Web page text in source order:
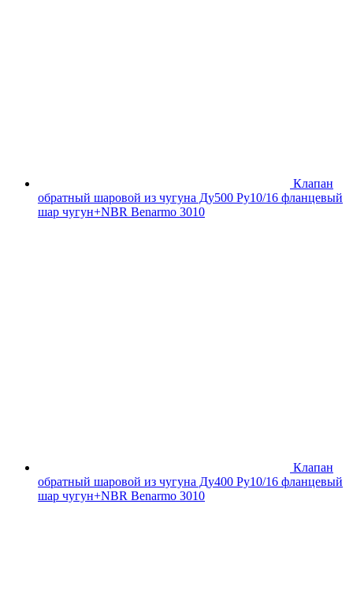
Клапан
обратный шаровой из чугуна Ду500 Ру10/16 фланцевый
шар чугун+NBR Benarmo 3010
Клапан
обратный шаровой из чугуна Ду400 Ру10/16 фланцевый
шар чугун+NBR Benarmo 3010